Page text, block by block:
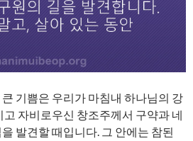
기쁨은 우리가 마침내 하나님의 강
자비로우신 창조주께서 구약과 네
발견할 때입니다. 그 안에는 참된